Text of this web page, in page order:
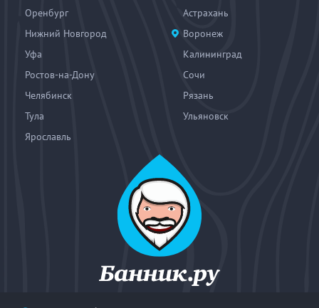
Оренбург
Астрахань
Нижний Новгород
Воронеж
Уфа
Калининград
Ростов-на-Дону
Сочи
Челябинск
Рязань
Тула
Ульяновск
Ярославль